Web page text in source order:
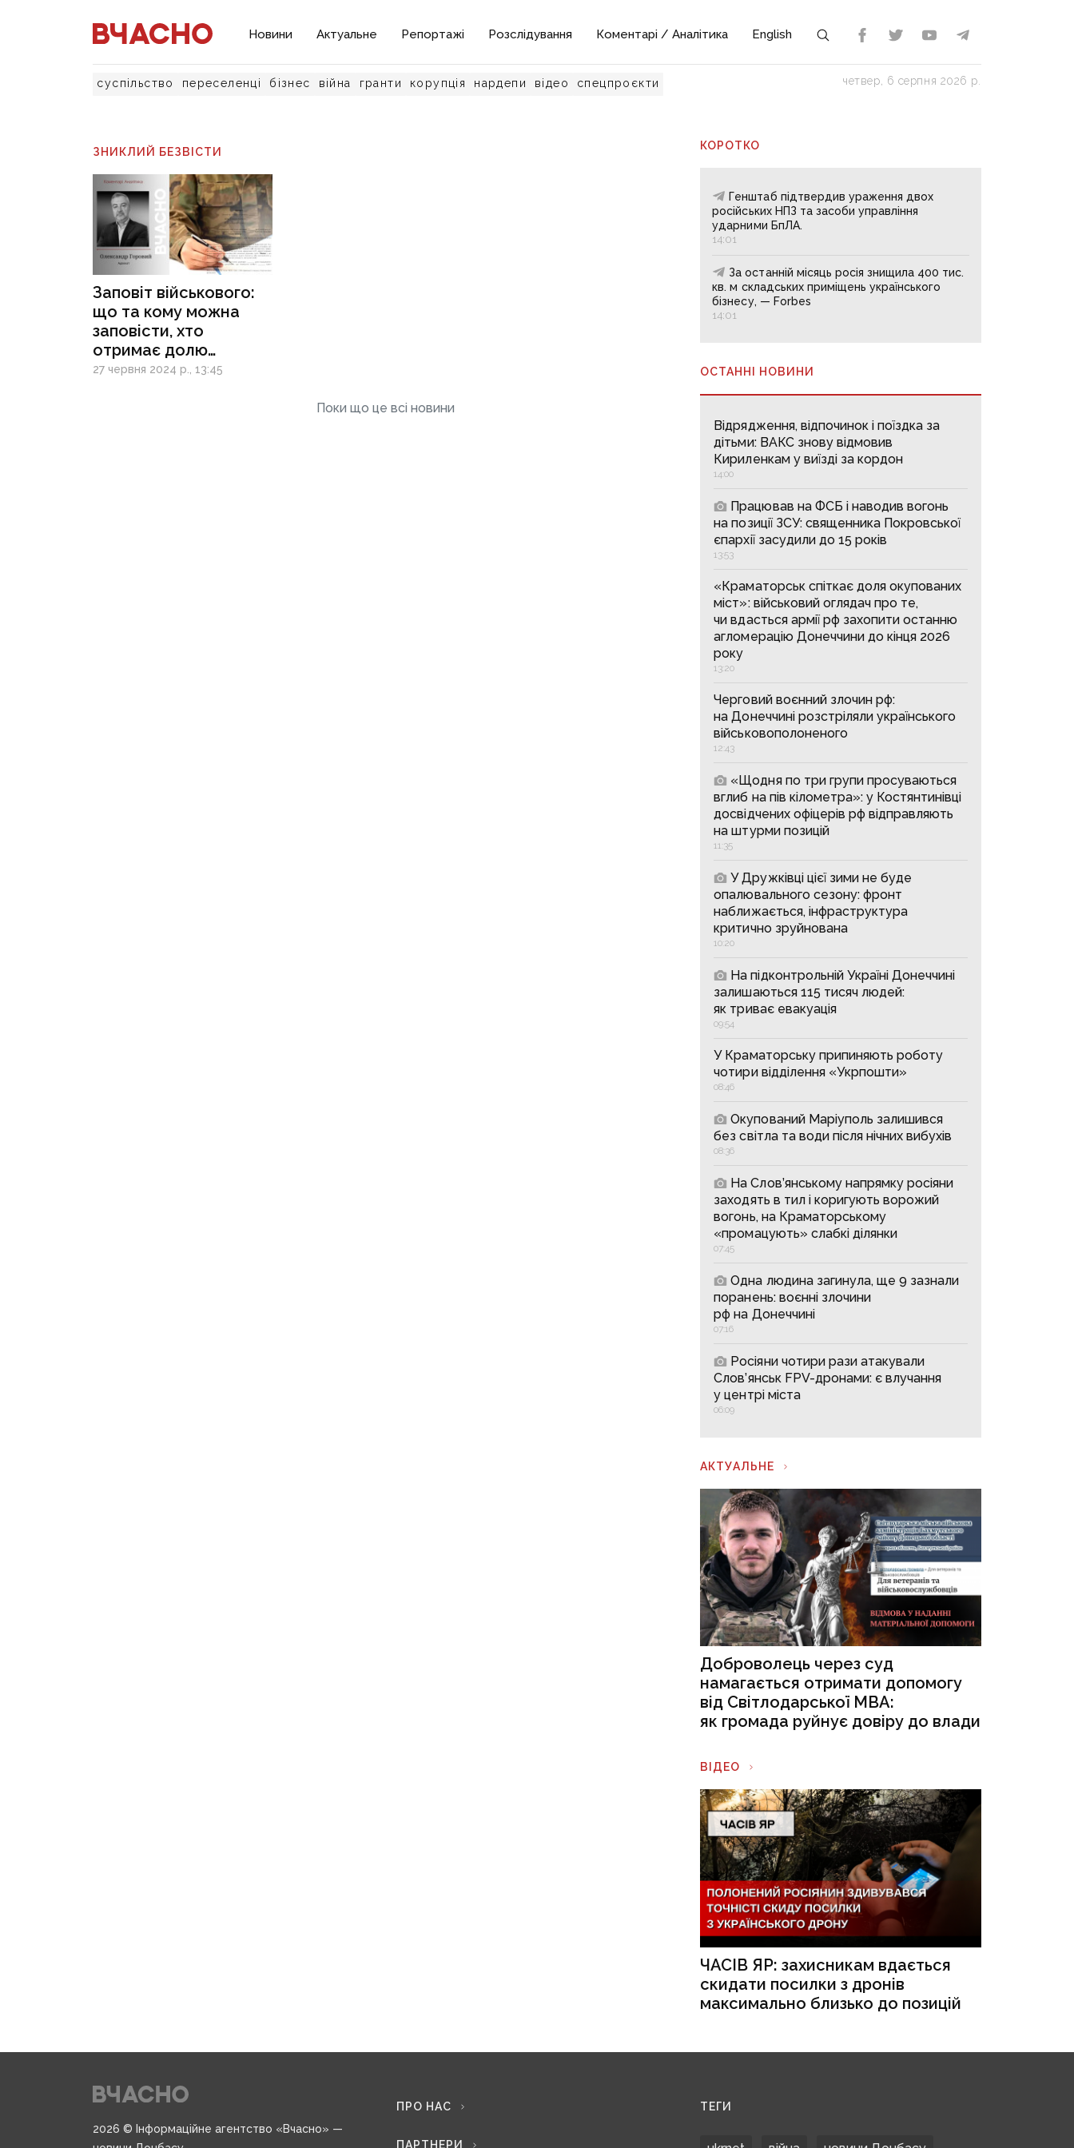
Новини Актуальне Репортажі Розслідування Коментарі / Аналітика English
суспільство переселенці бізнес війна гранти корупція нардепи відео спецпроєкти четвер, 6 серпня 2026 р.
ЗНИКЛИЙ БЕЗВІСТИ
Заповіт військового:
що та кому можна
заповісти, хто
отримає долю
всупереч волі
27 червня 2024 р., 13:45
Поки що це всі новини
КОРОТКО
Генштаб підтвердив ураження двох
російських НПЗ та засоби управління
ударними БпЛА.
14:01
За останній місяць росія знищила 400 тис.
кв. м складських приміщень українського
бізнесу, — Forbes
14:01
ОСТАННІ НОВИНИ
Відрядження, відпочинок і поїздка за
дітьми: ВАКС знову відмовив
Кириленкам у виїзді за кордон
14:00
Працював на ФСБ і наводив вогонь
на позиції ЗСУ: священника Покровської
єпархії засудили до 15 років
13:53
«Краматорськ спіткає доля окупованих
міст»: військовий оглядач про те,
чи вдасться армії рф захопити останню
агломерацію Донеччини до кінця 2026
року
13:20
Черговий воєнний злочин рф:
на Донеччині розстріляли українського
військовополоненого
12:43
«Щодня по три групи просуваються
вглиб на пів кілометра»: у Костянтинівці
досвідчених офіцерів рф відправляють
на штурми позицій
11:35
У Дружківці цієї зими не буде
опалювального сезону: фронт
наближається, інфраструктура
критично зруйнована
10:20
На підконтрольній Україні Донеччині
залишаються 115 тисяч людей:
як триває евакуація
09:54
У Краматорську припиняють роботу
чотири відділення «Укрпошти»
08:46
Окупований Маріуполь залишився
без світла та води після нічних вибухів
08:36
На Слов’янському напрямку росіяни
заходять в тил і коригують ворожий
вогонь, на Краматорському
«промацують» слабкі ділянки
07:45
Одна людина загинула, ще 9 зазнали
поранень: воєнні злочини
рф на Донеччині
07:16
Росіяни чотири рази атакували
Слов’янськ FPV-дронами: є влучання
у центрі міста
06:09
АКТУАЛЬНЕ
Доброволець через суд
намагається отримати допомогу
від Світлодарської МВА:
як громада руйнує довіру до влади
ВІДЕО
ЧАСІВ ЯР: захисникам вдається
скидати посилки з дронів
максимально близько до позицій
2026 © Інформаційне агентство «Вчасно» —
ПРО НАС
ПАРТНЕРИ
ТЕГИ